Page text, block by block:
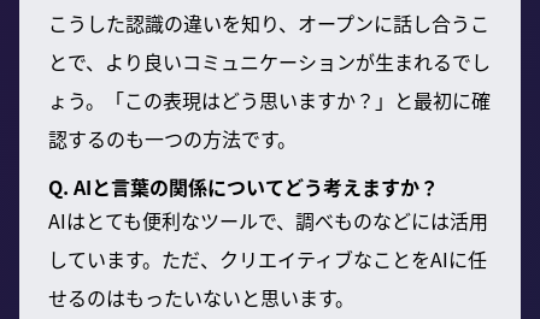
こうした認識の違いを知り、オープンに話し合うこ
とで、より良いコミュニケーションが生まれるでし
ょう。「この表現はどう思いますか？」と最初に確
認するのも一つの方法です。
Q. AIと言葉の関係についてどう考えますか？
AIはとても便利なツールで、調べものなどには活用
しています。ただ、クリエイティブなことをAIに任
せるのはもったいないと思います。